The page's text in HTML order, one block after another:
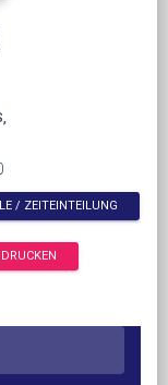
/ ZEITEINTEILUNG